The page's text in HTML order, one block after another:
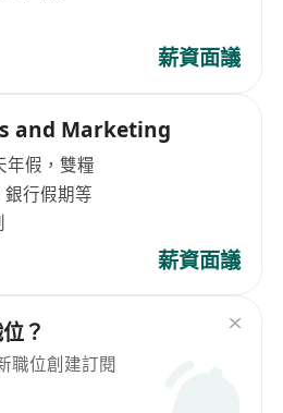
薪資面議
and Marketing
年假，雙糧
行假期等
薪資面議
？
職位創建訂閱